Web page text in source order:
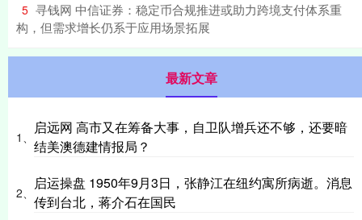
5 ​寻钱网 中信证券：稳定币合规推进或助力跨境支付体系重
构，但需求增长仍系于应用场景拓展
最新文章
1、
启远网 高市又在筹备大事，自卫队增兵还不够，还要暗
结美澳德建情报局？
2、
启运操盘 1950年9月3日，张静江在纽约寓所病逝。消息
传到台北，蒋介石在国民